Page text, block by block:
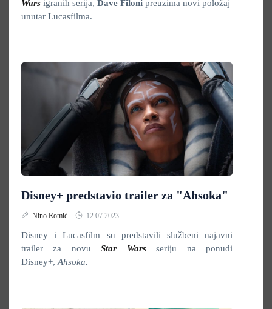
Wars igranih serija, Dave Filoni preuzima novi položaj
unutar Lucasfilma.
Disney+ predstavio trailer za "Ahsoka"
Nino Romić 12.07.2023.
Disney i Lucasfilm su predstavili službeni najavni
trailer za novuStar Wars
seriju na ponudi
Disney+, Ahsoka.